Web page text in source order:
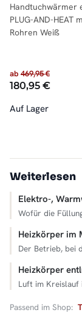
Handtuchwärmer
PLUG-AND-HEAT
Rohren Weiß
ab 469,95 €
180,95 €
Auf Lager
Weiterlesen
Elektro-,
Wofür die
Heizkörper im
Der Betrieb, bei
Heizkörper
Luft im Kreislauf
Passend im Shop: